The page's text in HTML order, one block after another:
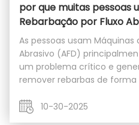
por que muitas pessoas
Rebarbação por Fluxo
As pessoas usam Máquinas
Abrasivo (AFD)
um problema crítico e
remover rebarbas de
superfícies de difícil acesso.
10-30-2025